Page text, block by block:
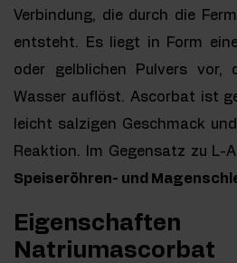
Verbindung, die durch die
entsteht. Es liegt in Form
oder gelblichen Pulvers
Wasser auflöst. Ascorbat ist
leicht salzigen Geschmack
Reaktion. Im Gegensatz zu L-
Speiseröhren- und
Natriumascorbat